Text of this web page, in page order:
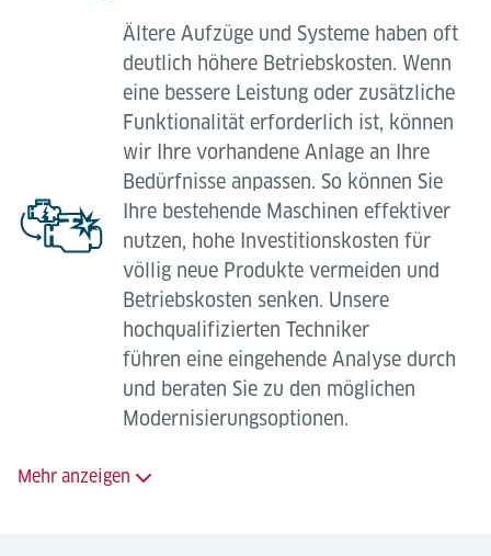
Sicherheit dank hoch qualifizierter
Wartungstechniker (TÜV-Qualitätszertifikat nach
ISO 9001 und EN 13015).
Vollwartungsvertrag
24-Std.-Bereitschaftsdienst;
Regelmäßige, geplante Wartungseinsätze zur
Minimierung von Betriebsausfällen;
Langfristige Verfügbarkeit von Ersatzteilen;
Wartungstechniker (TÜV-Qualitätszertifikat nach
Ältere Aufzüge und Systeme haben oft
deutlich höhere Betriebskosten. Wenn
eine bessere Leistung oder zusätzliche
Funktionalität erforderlich ist, können
wir Ihre vorhandene Anlage an Ihre
Bedürfnisse anpassen. So können Sie
Ihre bestehende Maschinen effektiver
nutzen, hohe Investitionskosten für
völlig neue Produkte vermeiden und
Betriebskosten senken. Unsere
hochqualifizierten Techniker
führen eine eingehende Analyse durch
und beraten Sie zu den möglichen
Modernisierungsoptionen.
Mehr anzeigen